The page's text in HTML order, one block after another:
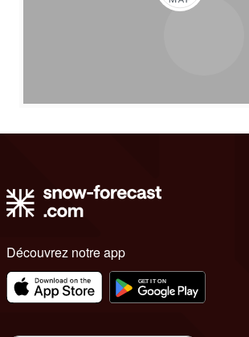
Découvrez notre app